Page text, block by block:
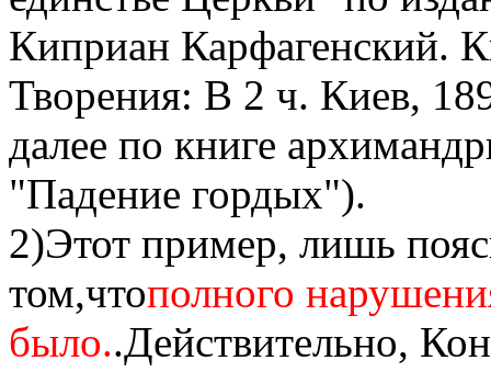
Киприан Карфагенский.
Творения: В 2 ч. Киев,
далее по книге
"Падение гордых").
2)Этот пример, лишь
том,чтополного
было..Действительно,